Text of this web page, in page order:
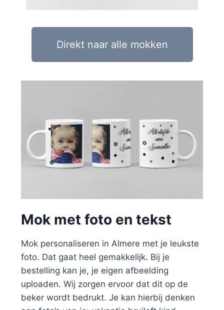
Direkt naar alle mokken
Mok met foto en tekst
Mok personaliseren in Almere met je leukste
foto. Dat gaat heel gemakkelijk. Bij je
bestelling kan je, je eigen afbeelding
uploaden. Wij zorgen ervoor dat dit op de
beker wordt bedrukt. Je kan hierbij denken